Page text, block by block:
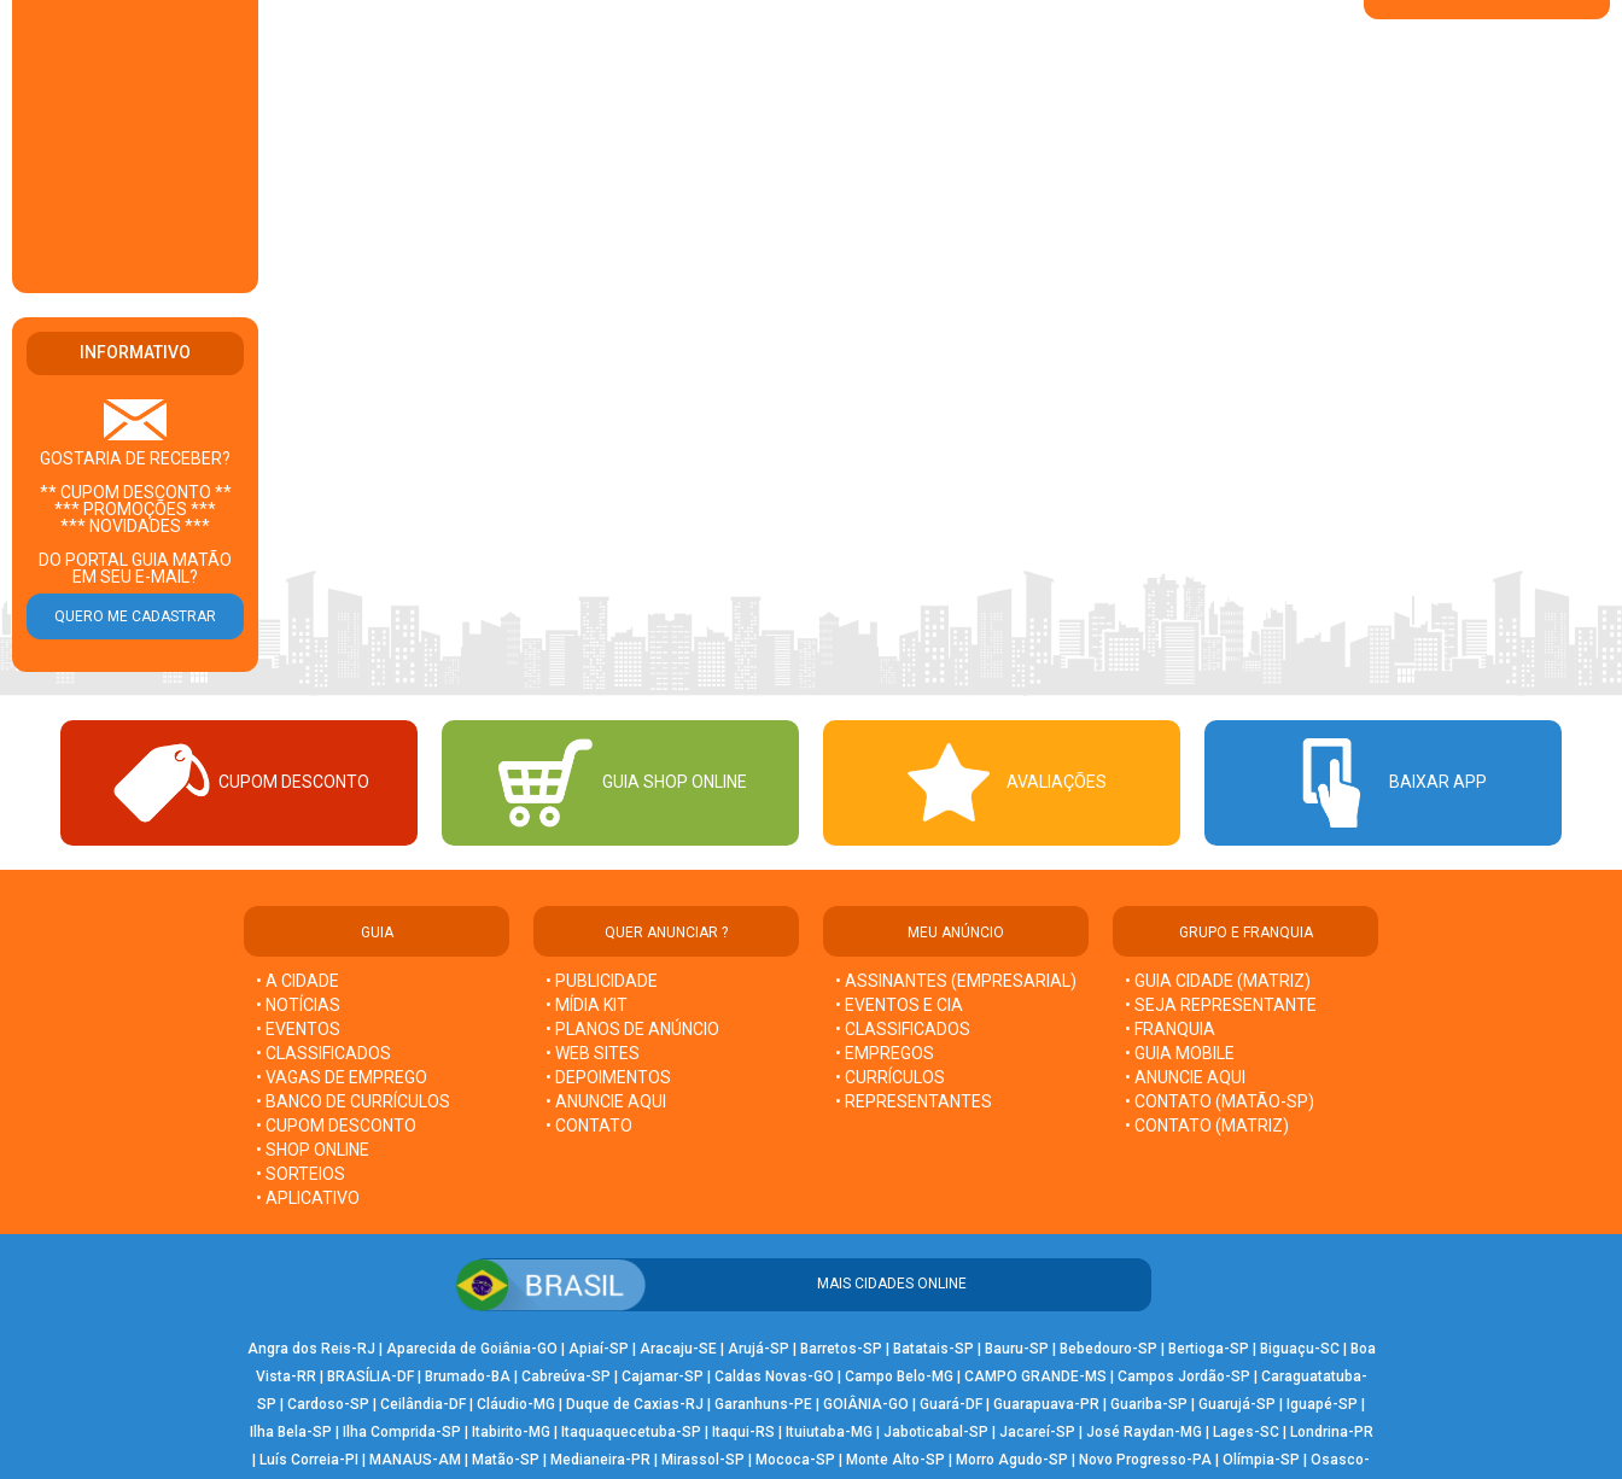
INFORMATIVO
GOSTARIA DE RECEBER?
** CUPOM DESCONTO **
*** PROMOÇÕES ***
*** NOVIDADES ***
DO PORTAL GUIA MATÃO
EM SEU E-MAIL?
CUPOM DESCONTO GUIA SHOP ONLINE AVALIAÇÕES BAIXAR APP
GUIA
• A CIDADE
• NOTÍCIAS
• EVENTOS
• CLASSIFICADOS
• VAGAS DE EMPREGO
• BANCO DE CURRÍCULOS
• CUPOM DESCONTO
• SHOP ONLINE
• SORTEIOS
• APLICATIVO
QUER ANUNCIAR ?
• PUBLICIDADE
• MÍDIA KIT
• PLANOS DE ANÚNCIO
• WEB SITES
• DEPOIMENTOS
• ANUNCIE AQUI
• CONTATO
MEU ANÚNCIO
• ASSINANTES (EMPRESARIAL)
• EVENTOS E CIA
• CLASSIFICADOS
• EMPREGOS
• CURRÍCULOS
• REPRESENTANTES
GRUPO E FRANQUIA
• GUIA CIDADE (MATRIZ)
• SEJA REPRESENTANTE
• FRANQUIA
• GUIA MOBILE
• ANUNCIE AQUI
• CONTATO (MATÃO-SP)
• CONTATO (MATRIZ)
MAIS CIDADES ONLINE
Angra dos Reis-RJ | Aparecida de Goiânia-GO | Apiaí-SP | Aracaju-SE| Arujá-SP | Barretos-SP | Batatais-SP | Bauru-SP | Bebedouro-SP | Bertioga-SP | Biguaçu-SC| Boa
Vista-RR | BRASÍLIA-DF| Brumado-BA| Cabreúva-SP | Cajamar-SP | Caldas Novas-GO | Campo Belo-MG | CAMPO GRANDE-MS | Campos Jordão-SP | Caraguatatuba-
SP | Cardoso-SP | Ceilândia-DF | Cláudio-MG | Duque de Caxias-RJ | Garanhuns-PE | GOIÂNIA-GO | Guará-DF | Guarapuava-PR | Guariba-SP | Guarujá-SP | Iguapé-SP |
Ilha Bela-SP | Ilha Comprida-SP | Itabirito-MG | Itaquaquecetuba-SP | Itaqui-RS | Ituiutaba-MG | Jaboticabal-SP | Jacareí-SP | José Raydan-MG | Lages-SC| Londrina-PR
| Luís Correia-PI | MANAUS-AM | Matão-SP | Medianeira-PR | Mirassol-SP | Mococa-SP | Monte Alto-SP | Morro Agudo-SP | Novo Progresso-PA | Olímpia-SP | Osasco-